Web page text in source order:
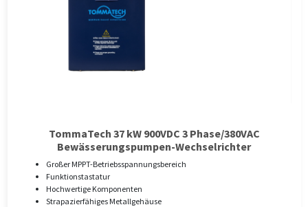
TommaTech 37 kW 900VDC 3 Phase/380VAC
Bewässerungspumpen-Wechselrichter
Großer MPPT-Betriebsspannungsbereich
Funktionstastatur
Hochwertige Komponenten
Strapazierfähiges Metallgehäuse